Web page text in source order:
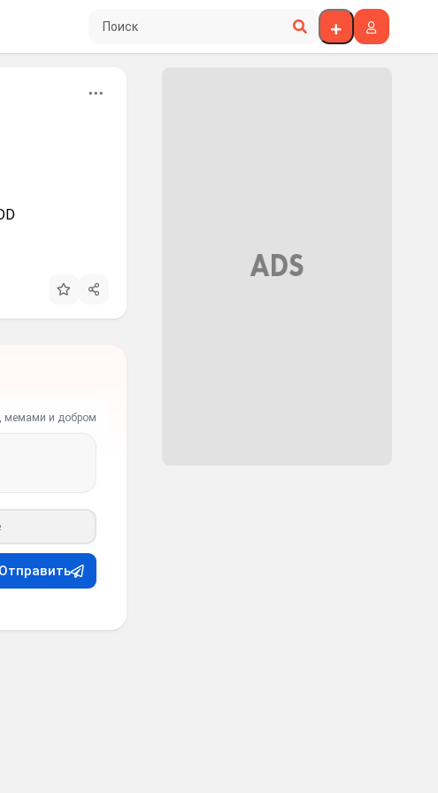
Поиск по сайту
мемами и добром
Отправить